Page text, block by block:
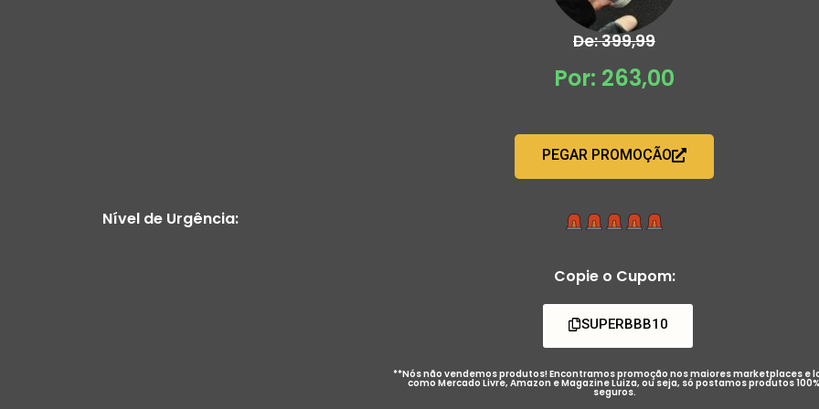
De: 399,99
Por: 263,00
PEGAR PROMOÇÃO
Nível de Urgência:
Copie o Cupom:
SUPERBBB10
**Nós não vendemos produtos! Encontramos promoção nos maiores marketplaces e
como Mercado Livre, Amazon e Magazine Luiza, ou seja, só postamos produtos 100%
seguros.